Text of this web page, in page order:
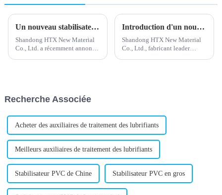
Un nouveau stabilisateur de plomb composé améliore les performances de la batterie
Shandong HTX New Material
Co., Ltd. a récemment annoncé
plomb est conçu pour…
Introduction d'un nouveau stabilisant calcium-zinc pour les formulations de PVC
Shandong HTX New Material
Co., Ltd., fabricant leader
Recherche Associée
Acheter des auxiliaires de traitement des lubrifiants
Meilleurs auxiliaires de traitement des lubrifiants
Stabilisateur PVC de Chine Stabilisateur PVC en gros